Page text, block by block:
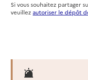
Si vous souhaitez partager
veuillezautoriser le dépôt